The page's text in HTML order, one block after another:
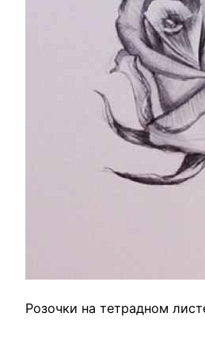
Розочки на тетрадном